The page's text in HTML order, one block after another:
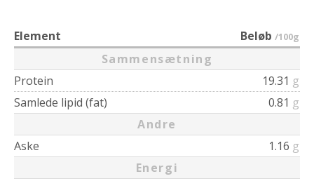
Element Beløb /100g
Sammensætning
Protein
19.31 g
Samlede lipid (fat)
0.81 g
Andre
Aske
1.16 g
Energi